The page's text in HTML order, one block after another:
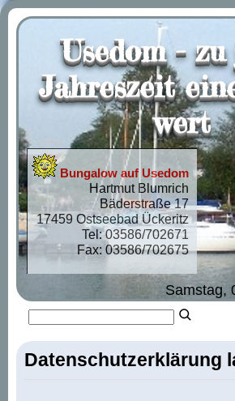
Usedom -
Jahreszeit
wert
Bungalow auf Usedom
Hartmut Blumrich
Bäderstraße 17
17459 Ostseebad Ückeritz
Tel: 03586/702671
Fax: 03586/702675
Samstag,
Datenschutzerklärung